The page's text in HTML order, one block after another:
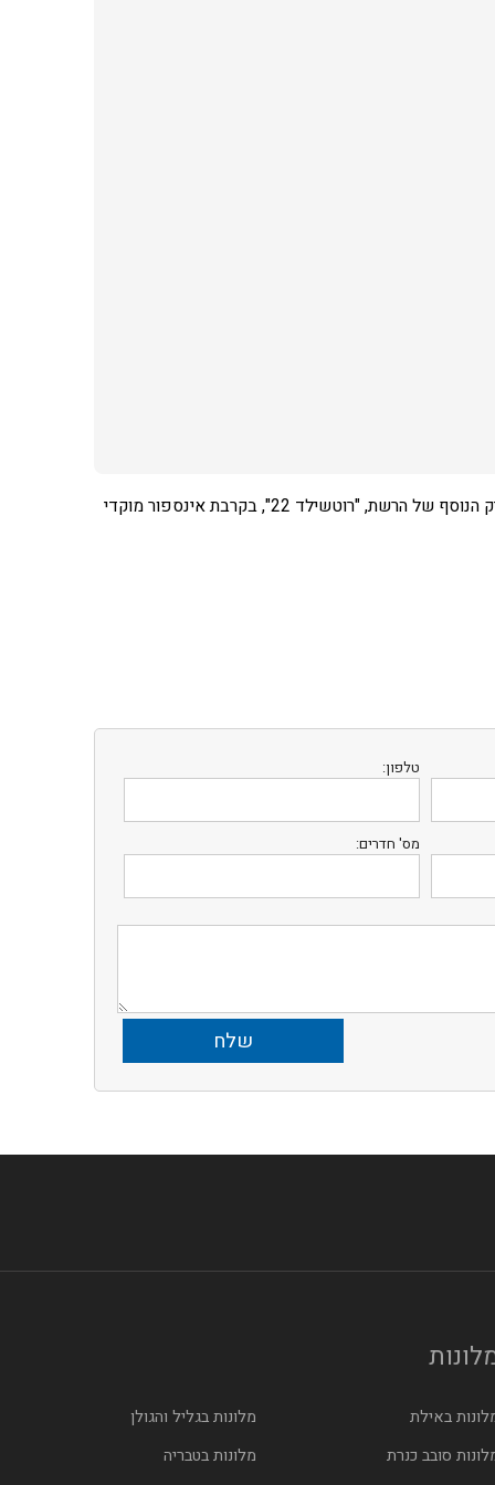
המלון שוכן בפינת הרחובות נחלת בנימין 58 ורחוב לילינבלום 35, בצמוד למלון הבוטיק הנוסף של הרשת, "רוטשילד 22", בקרבת אינספור מוקדי
טלפון:
מס' חדרים:
באילת
מלונות בגליל והגולן
סובב כנרת
מלונות בטבריה